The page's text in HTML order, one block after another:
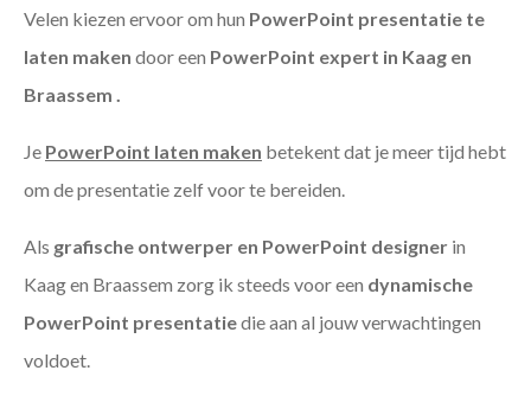
Velen kiezen ervoor om hun PowerPoint presentatie te
laten maken door een PowerPoint expert in Kaag en
Braassem .
Je PowerPoint laten maken betekent dat je meer tijd hebt
om de presentatie zelf voor te bereiden.
Als grafische ontwerper en PowerPoint designer in
Kaag en Braassem zorg ik steeds voor een dynamische
PowerPoint presentatiedie aan al jouw verwachtingen
voldoet.